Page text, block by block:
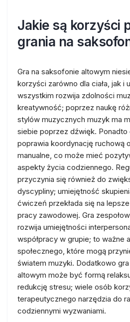
Jakie są korzyści
grania na
Gra na saksofonie altowym
korzyści zarówno dla ciała, jak i
wszystkim rozwija zdolności
kreatywność; poprzez naukę
stylów muzycznych muzyk ma
siebie poprzez dźwięk. Ponadto
poprawia koordynację ruchową
manualne, co może mieć
aspekty życia codziennego.
przyczynia się również do
dyscypliny; umiejętność
ćwiczeń przekłada się na
pracy zawodowej. Gra
rozwija umiejętności
współpracy w grupie; to ważne
społecznego, które mogą
światem muzyki. Dodatkowo
altowym może być formą
redukcję stresu; wiele osób
terapeutycznego narzędzia do
codziennymi wyzwaniami.